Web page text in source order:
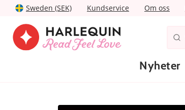
Sweden (SEK) Kundservice Om oss
Nyheter